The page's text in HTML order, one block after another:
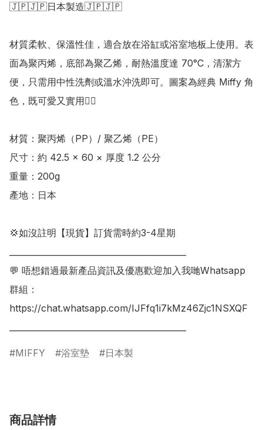
🇯🇵🇯🇵日本製造🇯🇵🇯🇵
材質柔軟、保溫性佳，適合放在浴缸或浴室地板上使用。表
面為聚丙烯，底部為聚乙烯，耐熱溫度達 70°C，清潔方
便，只需用中性洗劑或溫水沖洗即可。圖案為經典 Miffy 角
色，既可愛又實用👍🏻
材質：聚丙烯（PP）/ 聚乙烯（PE）
尺寸：約 42.5 × 60 × 厚度 1.2 公分
重量：200g
產地：日本
💢如沒註明【現貨】訂貨需時約3-4星期
💬 唔想錯過最新產品資訊及優惠歡迎加入我哋Whatsapp
群組：
https://chat.whatsapp.com/IJFfq1i7kMz46Zjc1NSXQF
MIFFY 浴室墊 日本製
商品詳情